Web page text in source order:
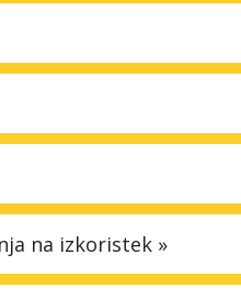
na izkoristek »